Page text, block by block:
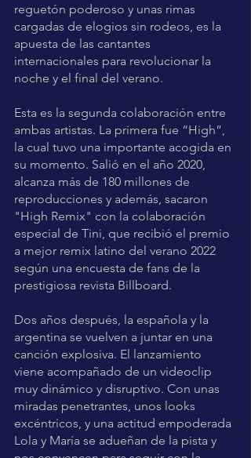
reguetón poderoso y unas rimas
cargadas de elogios sin rodeos, es la
apuesta de las cantantes
internacionales para revolucionar la
noche y el final del verano.
Esta es la segunda colaboración entre
ambas artistas. La primera fue “High”,
la cual tuvo una importante acogida en
su momento. Salió en el año 2020,
alcanza más de 180 millones de
reproducciones y además, sacaron
"High Remix" con la colaboración
especial de Tini, que recibió el premio
a mejor remix latino del verano 2022
según una encuesta de fans de la
prestigiosa revista Billboard.
Dos años después, la española y la
argentina se vuelven a juntar en una
canción explosiva. El lanzamiento
viene acompañado de un videoclip
muy dinámico y disruptivo. Con unas
miradas penetrantes, unos looks
excéntricos, y una actitud empoderada
Lola y María se adueñan de la pista y